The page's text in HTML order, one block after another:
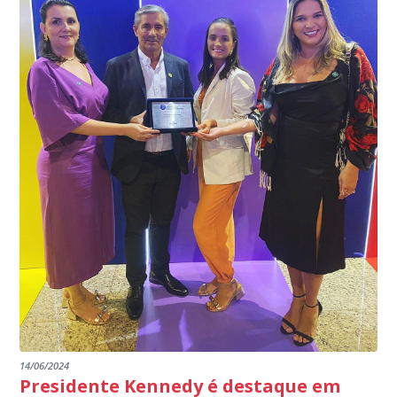
programa.
INSTITUIÇÕES
14/06/2024
Presidente Kennedy é destaque em